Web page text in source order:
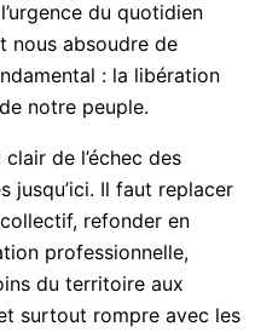
de tendre la main
cette culture de
engagée, de porter
social et
l’absurdité
vers la pleine
devoir parer à
cela ne saurait